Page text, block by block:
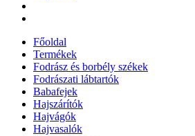
Főoldal
Termékek
Fodrász és borbély székek
Fodrászati lábtartók
Babafejek
Hajszárítók
Hajvágók
Hajvasalók